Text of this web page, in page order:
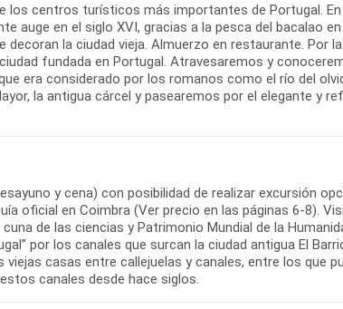
los centros turísticos más importantes de Portugal. En
auge en el siglo XVI, gracias a la pesca del bacalao
la ciudad vieja. Almuerzo en restaurante. Por
fundada en Portugal. Atravesaremos y
era considerado por los romanos como el río del
la antigua cárcel y pasearemos por el elegante y
y cena) con posibilidad de realizar excursión
oficial en Coimbra (Ver precio en las páginas 6-8).
de las ciencias y Patrimonio Mundial de la
por los canales que surcan la ciudad antigua El
casas entre callejuelas y canales, entre los que
canales desde hace siglos.